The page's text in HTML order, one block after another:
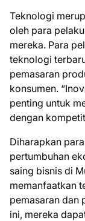
Teknologi
oleh para
mereka. Para
teknologi
pemasaran
konsumen.
penting untuk
dengan
Diharapkan
pertumbuhan
saing bisnis di
memanfaatkan
pemasaran dan
ini, mereka